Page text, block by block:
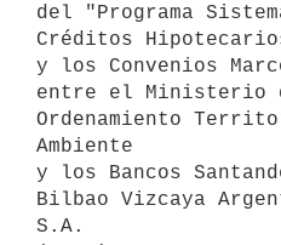
del "Programa
Créditos
y los Convenios
entre el Ministerio
Ordenamiento
Ambiente
y los Bancos
Bilbao Vizcaya
S.A.